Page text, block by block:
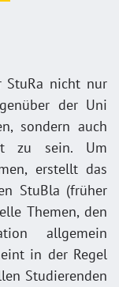
StuRa nicht nur
der Uni
sondern auch
zu sein. Um
erstellt das
StuBla (früher
Themen, den
allgemein
in der Regel
Studierenden